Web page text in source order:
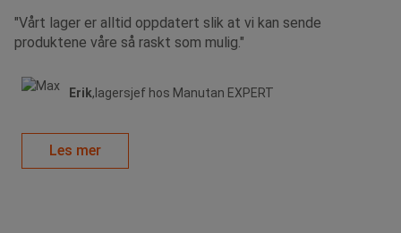
"Vårt lager er alltid oppdatert slik at vi kan sende
produktene våre så raskt som mulig."
Erik,lagersjef hos Manutan EXPERT
Les mer